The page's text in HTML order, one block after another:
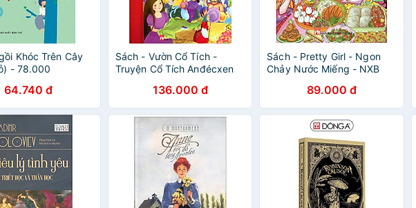
Khóc Trên Cây
- 78.000
64.740 đ
Sách - Vườn Cổ Tích -
Truyện Cổ Tích Anđécxen
136.000 đ
Sách - Pretty Girl - Ngon
Chảy Nước Miếng - NXB
89.000 đ